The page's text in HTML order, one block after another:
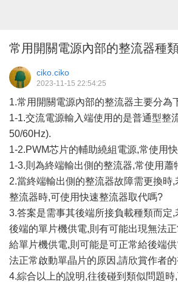
常用開關電源內部的整流器種
ciko.ciko
2023-11-15 22:54:25
1.常用開關電源內部的整流器主要分為
1-1.交流電源輸入端使用的是普通型整
50/60Hz).
1-2.PWM芯片的輔助繞組電源,常使用
1-3.則為終端輸出側的整流器,常使用蕭
2.當終端輸出側的整流器故障需更換時
整流器時,可使用快速整流器取代嗎?
3.答案是需事其後端所接負載種類而定
後端的單片機供電,則有可能出現無法
給單片機供電,則可能是可正常給後端
法正常啟動單晶片的原因,請欣賞作者
4.綜合以上的說明,往後碰到類似問題時